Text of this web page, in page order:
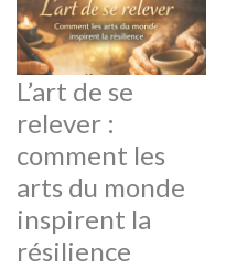
L’art de se
relever :
comment les
arts du monde
inspirent la
résilience